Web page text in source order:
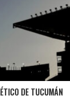
DE TUCUMÁN